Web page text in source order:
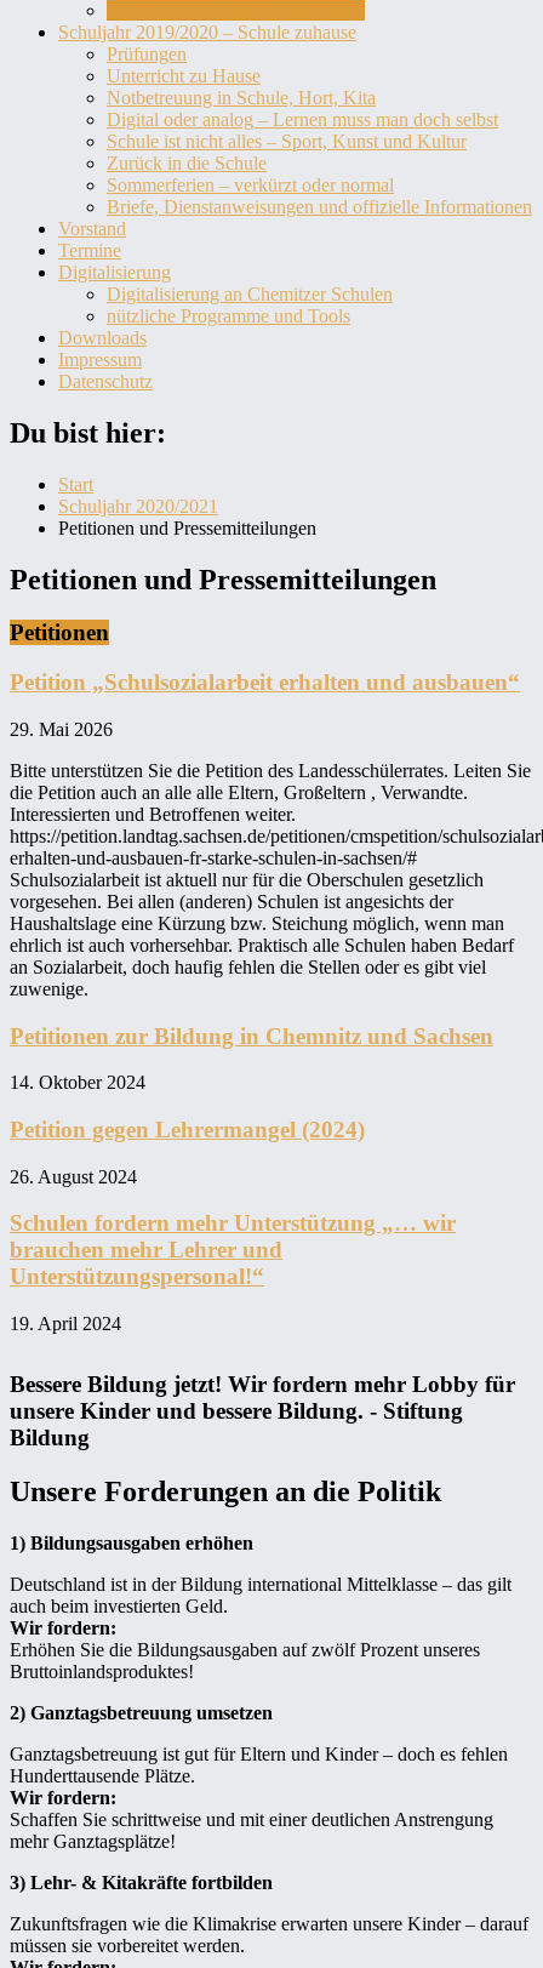
Schuljahr 2019/2020 – Schule zuhause
Prüfungen
Unterricht zu Hause
Notbetreuung in Schule, Hort, Kita
Digital oder analog – Lernen muss man doch selbst
Schule ist nicht alles – Sport, Kunst und Kultur
Zurück in die Schule
Sommerferien – verkürzt oder normal
Briefe, Dienstanweisungen und offizielle Informationen
Vorstand
Termine
Digitalisierung
Digitalisierung an Chemitzer Schulen
nützliche Programme und Tools
Downloads
Impressum
Datenschutz
Du bist hier:
Start
Schuljahr 2020/2021
Petitionen und Pressemitteilungen
Petitionen und Pressemitteilungen
Petitionen
Petition „Schulsozialarbeit erhalten und ausbauen“
29. Mai 2026
Bitte unterstützen Sie die Petition des Landesschülerrates. Leiten Sie
die Petition auch an alle alle Eltern, Großeltern , Verwandte.
Interessierten und Betroffenen weiter.
https://petition.landtag.sachsen.de/petitionen/cmspetition/
erhalten-und-ausbauen-fr-starke-schulen-in-sachsen/#
Schulsozialarbeit ist aktuell nur für die Oberschulen gesetzlich
vorgesehen. Bei allen (anderen) Schulen ist angesichts der
Haushaltslage eine Kürzung bzw. Steichung möglich, wenn man
ehrlich ist auch vorhersehbar. Praktisch alle Schulen haben Bedarf
an Sozialarbeit, doch haufig fehlen die Stellen oder es gibt viel
zuwenige.
Petitionen zur Bildung in Chemnitz und Sachsen
14. Oktober 2024
Petition gegen Lehrermangel (2024)
26. August 2024
Schulen fordern mehr Unterstützung „… wir
brauchen mehr Lehrer und
Unterstützungspersonal!“
19. April 2024
Bessere Bildung jetzt! Wir fordern mehr Lobby für
unsere Kinder und bessere Bildung. - Stiftung
Bildung
Unsere Forderungen an die Politik
1) Bildungsausgaben erhöhen
Deutschland ist in der Bildung international Mittelklasse – das gilt
auch beim investierten Geld.
Wir fordern:
Erhöhen Sie die Bildungsausgaben auf zwölf Prozent unseres
Bruttoinlandsproduktes!
2) Ganztagsbetreuung umsetzen
Ganztagsbetreuung ist gut für Eltern und Kinder – doch es fehlen
Hunderttausende Plätze.
Wir fordern:
Schaffen Sie schrittweise und mit einer deutlichen Anstrengung
mehr Ganztagsplätze!
3) Lehr- & Kitakräfte fortbilden
Zukunftsfragen wie die Klimakrise erwarten unsere Kinder – darauf
müssen sie vorbereitet werden.